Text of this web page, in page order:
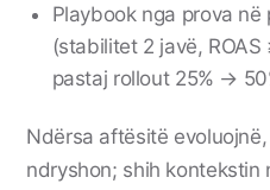
Playbook nga prova në
(stabilitet 2 javë,
pastaj rollout 25% →
Ndërsa aftësitë
ndryshon; shih kontekstin